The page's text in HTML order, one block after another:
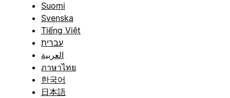
Suomi
Svenska
Tiếng Việt
עברית
العربية
ภาษาไทย
한국어
日本語